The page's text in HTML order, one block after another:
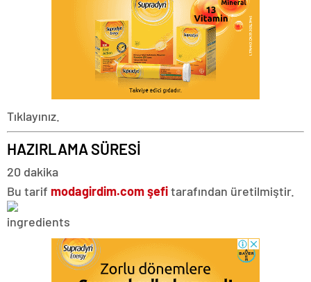
Tıklayınız.
HAZIRLAMA SÜRESİ
20 dakika
Bu tarif modagirdim.com şefitarafından üretilmiştir.